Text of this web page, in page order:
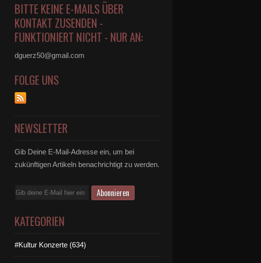
BITTE KEINE E-MAILS ÜBER
KONTAKT ZUSENDEN -
FUNKTIONIERT NICHT - NUR AN:
dguerz50@gmail.com
FOLGE UNS
NEWSLETTER
Gib Deine E-Mail-Adresse ein, um bei
zukünftigen Artikeln benachrichtigt zu werden.
E-
KATEGORIEN
#Kultur Konzerte (634)